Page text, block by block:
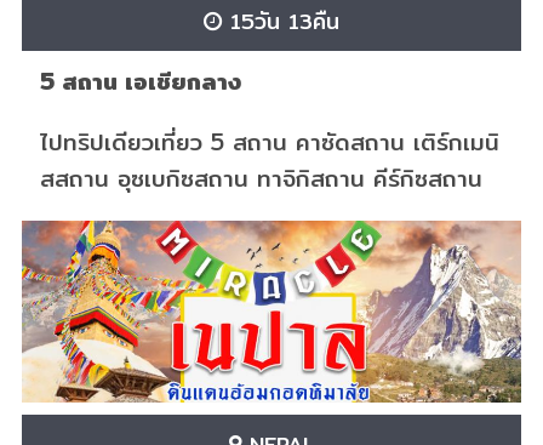
15วัน 13คืน
5 สถาน เอเชียกลาง
ไปทริปเดียวเที่ยว 5 สถาน คาซัดสถาน เติร์กเมนิ
สสถาน อุซเบกิซสถาน ทาจิกิสถาน คีร์กิซสถาน